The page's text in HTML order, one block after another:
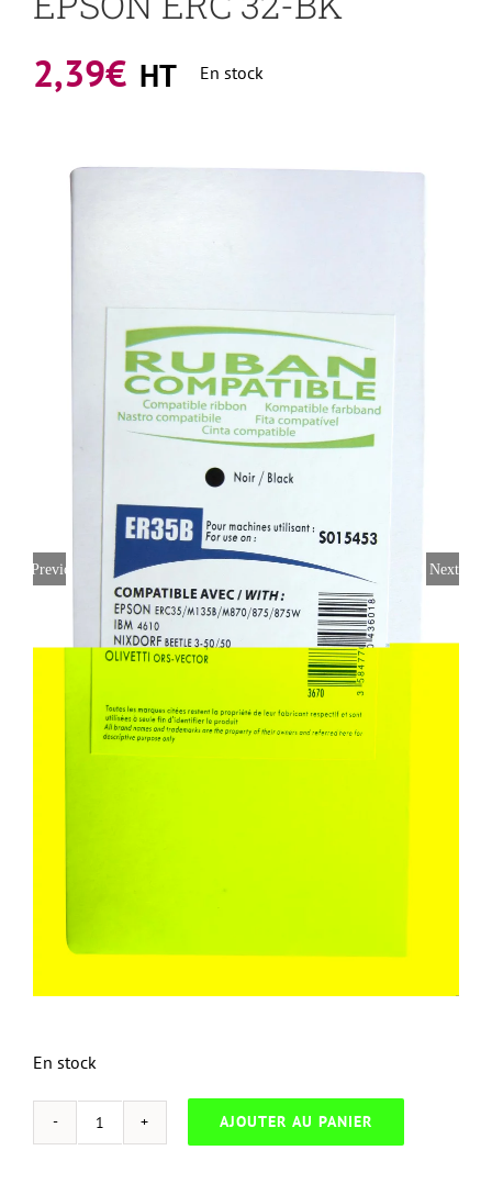
2,39€ HT En stock
Previous Next
En stock
quantité
AJOUTER AU PANIER